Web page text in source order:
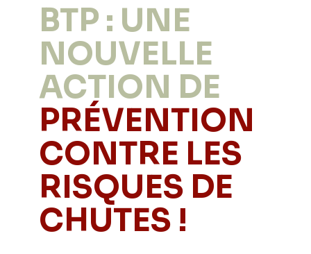
BTP : UNE
NOUVELLE
ACTION DE
PRÉVENTION
CONTRE LES
RISQUES DE
CHUTES !